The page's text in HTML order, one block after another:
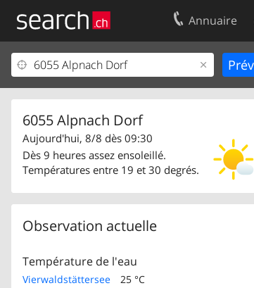
Annuaire
6055 Alpnach Dorf
Aujourd'hui, 8/8 dès 09:30
Dès 9 heures assez ensoleillé.
Températures entre 19 et 30 degrés.
Observation actuelle
Température de l'eau
Vierwaldstättersee 25 °C
Votre inscription
Centre clients
Mentions Légales